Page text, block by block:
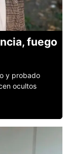
fuego
y probado
ocultos